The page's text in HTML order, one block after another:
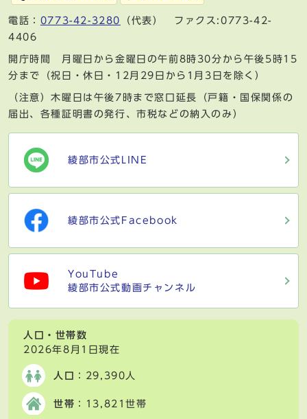
電話： 0773-42-3280
（代表） ファクス:0773-42-
4406
開庁時間 月曜日から金曜日の午前8時30分から午後5時15
分まで（祝日・休日・12月29日から1月3日を除く）
（注意）木曜日は午後7時まで窓口延長（戸籍・国保関係の
届出、各種証明書の発行、市税などの納入のみ）
綾部市公式LINE
綾部市公式Facebook
YouTube
綾部市公式動画チャンネル
人口・世帯数
2026年8月1日現在
人口 ：29,390人
世帯 ：13,821世帯